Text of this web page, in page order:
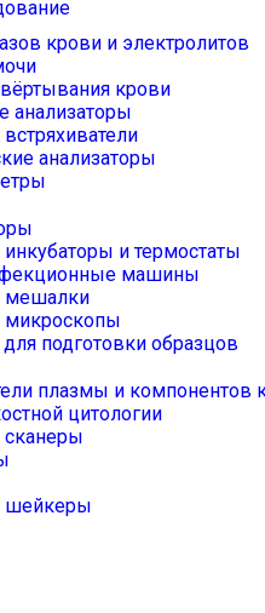
крови и электролитов
крови
анализаторы
анализаторы
и термостаты
машины
мешалки
микроскопы
подготовки образцов
плазмы и компонентов
цитологии
шейкеры